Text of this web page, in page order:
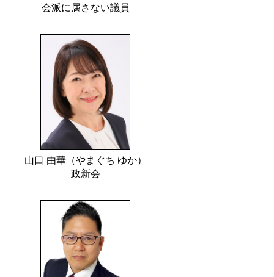
会派に属さない議員
山口 由華（やまぐち ゆか）
政新会